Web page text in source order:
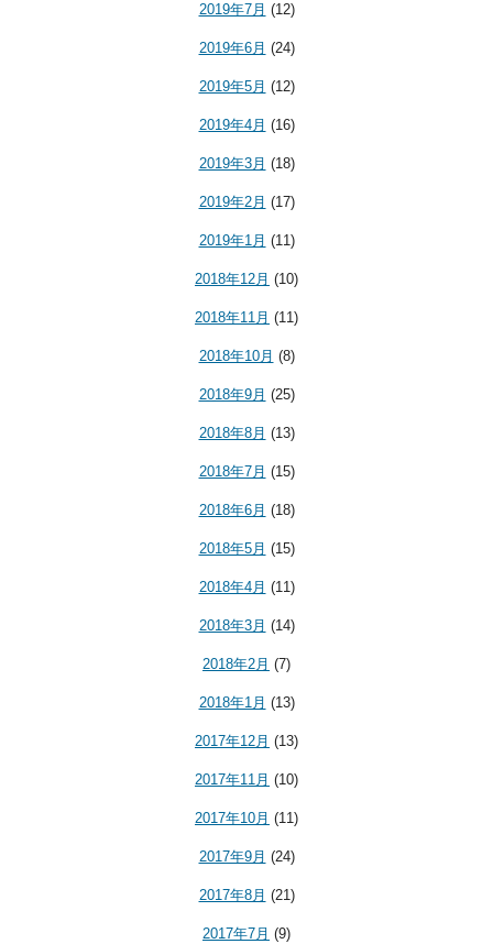
2019年7月 (12)
2019年6月 (24)
2019年5月 (12)
2019年4月 (16)
2019年3月 (18)
2019年2月 (17)
2019年1月 (11)
2018年12月 (10)
2018年11月 (11)
2018年10月 (8)
2018年9月 (25)
2018年8月 (13)
2018年7月 (15)
2018年6月 (18)
2018年5月 (15)
2018年4月 (11)
2018年3月 (14)
2018年2月 (7)
2018年1月 (13)
2017年12月 (13)
2017年11月 (10)
2017年10月 (11)
2017年9月 (24)
2017年8月 (21)
2017年7月 (9)